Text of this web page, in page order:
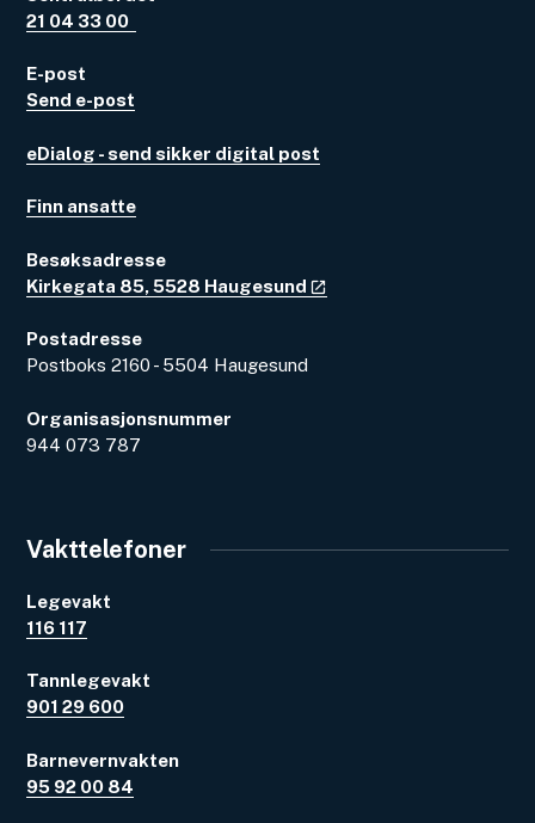
21 04 33 00
E-post
Send e-post
eDialog - send sikker digital post
Finn ansatte
Besøksadresse
Kirkegata 85, 5528 Haugesund
Postadresse
Postboks 2160 - 5504 Haugesund
Organisasjonsnummer
944 073 787
Vakttelefoner
Legevakt
116 117
Tannlegevakt
901 29 600
Barnevernvakten
95 92 00 84